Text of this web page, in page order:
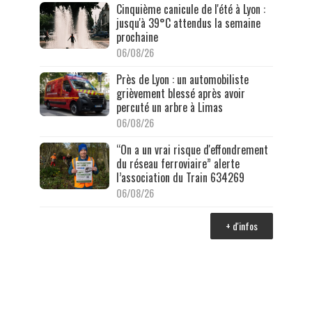
Cinquième canicule de l'été à Lyon :
jusqu'à 39°C attendus la semaine
prochaine
06/08/26
Près de Lyon : un automobiliste
grièvement blessé après avoir
percuté un arbre à Limas
06/08/26
“On a un vrai risque d'effondrement
du réseau ferroviaire” alerte
l’association du Train 634269
06/08/26
+ d'infos